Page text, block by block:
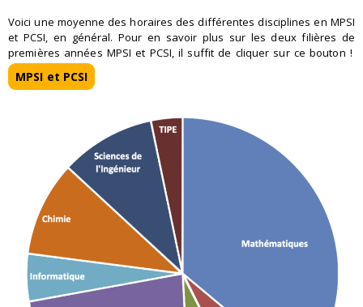
Voici une moyenne des horaires des différentes disciplines en MPSI
et PCSI, en général. Pour en savoir plus sur les deux filières de
premières années MPSI et PCSI, il suffit de cliquer sur ce bouton !
MPSI et PCSI